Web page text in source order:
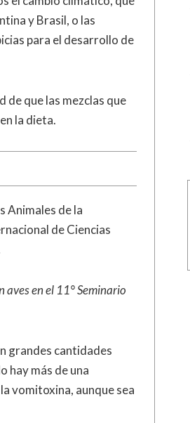
y Brasil, o las
para el desarrollo de
que las mezclas que
la dieta.
Animales de la
de Ciencias
en el 11° Seminario
grandes cantidades
hay más de una
vomitoxina, aunque sea